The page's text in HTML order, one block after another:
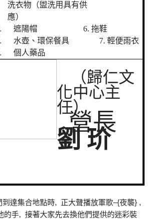
洗衣物（盥洗用具有供
應）
遮陽帽 6. 拖鞋
水壺、環保餐具 7. 輕便雨衣
個人藥品
（歸仁文
化中心主
任）
營長
劉 玠
到達集合地點時, 正大聲播放軍歌–{夜襲} ,
的手, 接著大家先去換他們提供的迷彩裝